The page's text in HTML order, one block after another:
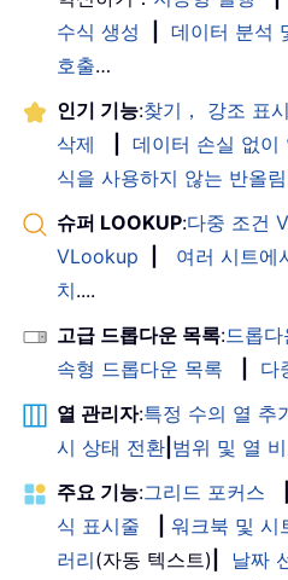
수식 생성
데이터 분석
호출…
인기 기능:찾기， 강조 표
삭제
데이터 손실 없이
식을 사용하지 않는 반올림
슈퍼 LOOKUP:다중 조건
VLookup
여러 시트에
치....
고급 드롭다운 목록:드롭
속형 드롭다운 목록
다
열 관리자:특정 수의 열 추
시 상태 전환 범위 및 열
주요 기능:그리드 포커스
식 표시줄
워크북 및 시
러리(자동 텍스트) 날짜